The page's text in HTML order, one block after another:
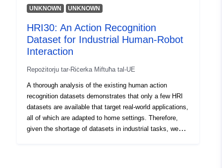
organizzative-che-emettono-ordini-elettronici) che
UNKNOWN UNKNOWN
HRI30: An Action Recognition
Dataset for Industrial Human-Robot
Interaction
Repożitorju tar-Riċerka Miftuħa tal-UE
A thorough analysis of the existing human action
recognition datasets demonstrates that only a few HRI
datasets are available that target real-world applications,
all of which are adapted to home settings. Therefore,
given the shortage of datasets in industrial tasks, we